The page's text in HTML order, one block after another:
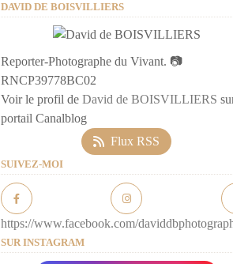
DAVID DE BOISVILLIERS
Reporter-Photographe du Vivant. 📷
RNCP39778BC02
Voir le profil de David de BOISVILLIERS
portail Canalblog
Flux RSS
SUIVEZ-MOI
https://www.facebook.com/
SUR INSTAGRAM